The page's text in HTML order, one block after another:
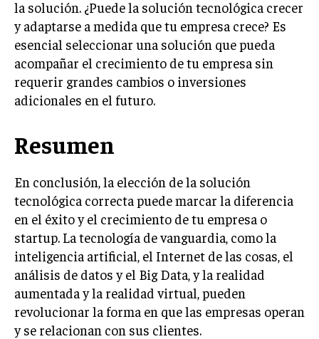
ÉTICA EMPRESARIAL Y RESPONSABILIDAD
SOCIAL
BLOG
Silvia Delgado
Soy Silvia Delgado, experta en comercio
electrónico. Me fascina observar cómo la
tecnología ha transformado la forma en que
compramos y vendemos. En mi tiempo libre,
disfruto del senderismo, apreciando la belleza natural y la
tranquilidad que ofrece cada sendero.
Aparece en periódicos digitales y domina los buscadores,
Infórmate aquí.
la solución. ¿Puede la solución tecnológica crecer
y adaptarse a medida que tu empresa crece? Es
esencial seleccionar una solución que pueda
acompañar el crecimiento de tu empresa sin
requerir grandes cambios o inversiones
adicionales en el futuro.
Resumen
En conclusión, la elección de la solución
tecnológica correcta puede marcar la diferencia
en el éxito y el crecimiento de tu empresa o
startup. La tecnología de vanguardia, como la
inteligencia artificial, el Internet de las cosas, el
análisis de datos y el Big Data, y la realidad
aumentada y la realidad virtual, pueden
revolucionar la forma en que las empresas operan
y se relacionan con sus clientes.